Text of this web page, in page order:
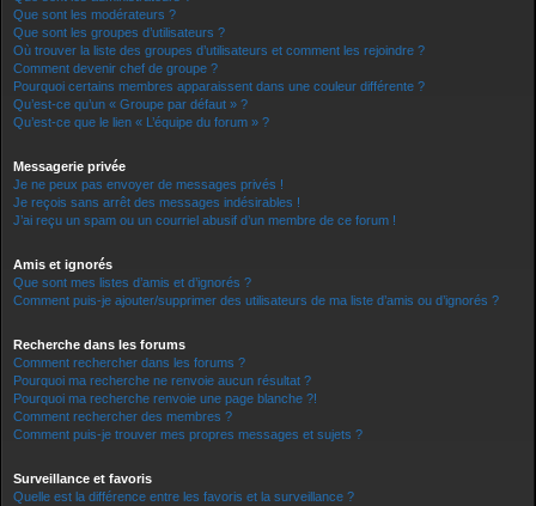
Que sont les modérateurs ?
Que sont les groupes d’utilisateurs ?
Où trouver la liste des groupes d’utilisateurs et comment les rejoindre ?
Comment devenir chef de groupe ?
Pourquoi certains membres apparaissent dans une couleur différente ?
Qu’est-ce qu’un « Groupe par défaut » ?
Qu’est-ce que le lien « L’équipe du forum » ?
Messagerie privée
Je ne peux pas envoyer de messages privés !
Je reçois sans arrêt des messages indésirables !
J’ai reçu un spam ou un courriel abusif d’un membre de ce forum !
Amis et ignorés
Que sont mes listes d’amis et d’ignorés ?
Comment puis-je ajouter/supprimer des utilisateurs de ma liste d’amis ou d’ignorés ?
Recherche dans les forums
Comment rechercher dans les forums ?
Pourquoi ma recherche ne renvoie aucun résultat ?
Pourquoi ma recherche renvoie une page blanche ?!
Comment rechercher des membres ?
Comment puis-je trouver mes propres messages et sujets ?
Surveillance et favoris
Quelle est la différence entre les favoris et la surveillance ?